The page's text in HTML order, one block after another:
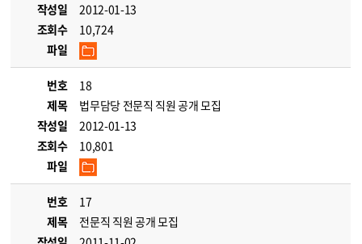
작성일
2012-01-13
조회수
10,724
파일
번호
18
제목
법무담당 전문직 직원 공개 모집
작성일
2012-01-13
조회수
10,801
파일
번호
17
제목
전문직 직원 공개 모집